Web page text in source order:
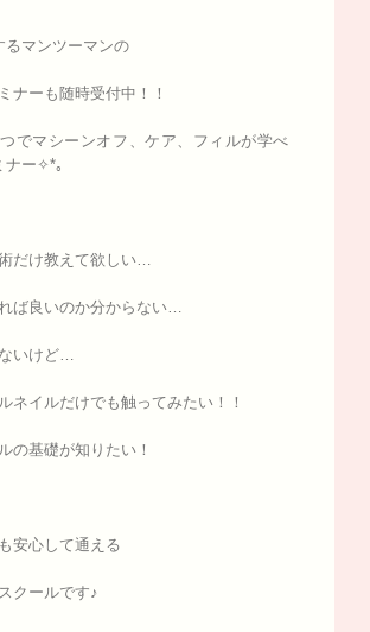
るマンツーマンの
ナーも随時受付中！！
でマシーンオフ、ケア、フィルが学べ
ナー✧*｡
だけ教えて欲しい…
ば良いのか分からない…
いけど…
ネイルだけでも触ってみたい！！
の基礎が知りたい！
安心して通える
クールです♪